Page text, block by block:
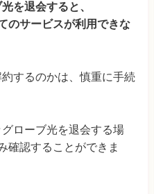
を退会すると、
のサービスが利用できな
するのかは、慎重に手続
ローブ光を退会する場
確認することができま